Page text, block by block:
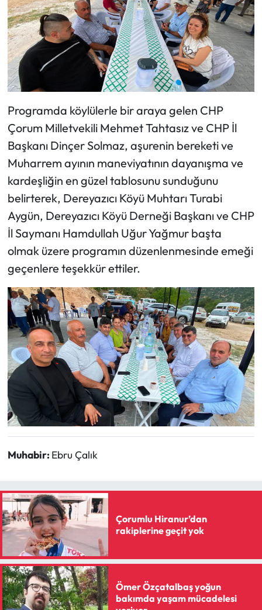
Programda köylülerle bir araya gelen CHP
Çorum Milletvekili Mehmet Tahtasız ve CHP İl
Başkanı Dinçer Solmaz, aşurenin bereketi ve
Muharrem ayının maneviyatının dayanışma ve
kardeşliğin en güzel tablosunu sunduğunu
belirterek, Dereyazıcı Köyü Muhtarı Turabi
Aygün, Dereyazıcı Köyü Derneği Başkanı ve CHP
İl Saymanı Hamdullah Uğur Yağmur başta
olmak üzere programın düzenlenmesinde emeği
geçenlere teşekkür ettiler.
Muhabir: Ebru Çalık
Çorumlu Hiranur’dan
rakiplerine geçit yok
Ömer Özçatalbaş yoğun
bakımda yaşam mücadelesi
Yayla Haber
Yemek Tarifleri
Yerel Haberler